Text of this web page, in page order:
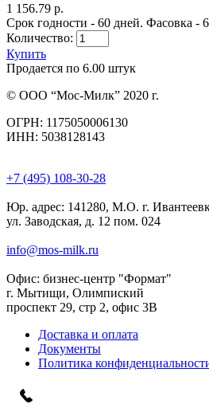
1 156.79 р.
Срок годности - 60 дней. Фасовка -
Количество:
Купить
Продается по 6.00 штук
© ООО “Мос-Милк” 2020 г.
ОГРН: 1175050006130
ИНН: 5038128143
+7 (495) 108-30-28
Юр. адрес: 141280, М.О. г.
ул. Заводская, д. 12 пом. 024
info@mos-milk.ru
Офис: бизнес-центр "Формат"
г. Мытищи, Олимпиский
проспект 29, стр 2, офис 3B
Доставка и оплата
Документы
Политика